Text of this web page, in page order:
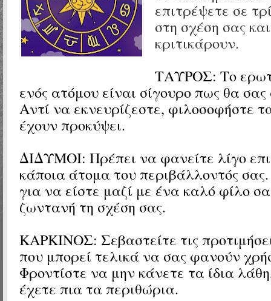
επιτρέψετε σε
στη σχέση σας
κριτικάρουν.
ΤΑΥΡΟΣ: Το
ενός ατόμου είναι σίγουρο πως θα
Αντί να εκνευρίζεστε, φιλοσοφήστε
έχουν προκύψει.
ΔΙΔΥΜΟΙ: Πρέπει να φανείτε λίγο
κάποια άτομα του περιβάλλοντός
για να είστε μαζί με ένα καλό φίλο
ζωντανή τη σχέση σας.
ΚΑΡΚΙΝΟΣ: Σεβαστείτε τις
που μπορεί τελικά να σας φανούν
Φροντίστε να μην κάνετε τα ίδια
έχετε πια τα περιθώρια.